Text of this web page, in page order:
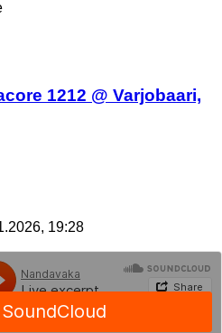
1212 @ Varjobaari,
19:28